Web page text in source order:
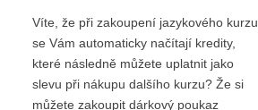
Víte, že při zakoupení jazykového kurzu
se Vám automaticky načítají kredity,
které následně můžete uplatnit jako
slevu při nákupu dalšího kurzu? Že si
můžete zakoupit dárkový poukaz